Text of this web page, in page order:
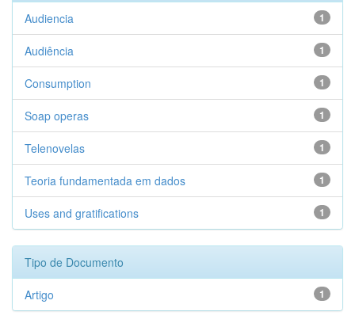
1
Audiencia
1
Audiência
1
Consumption
1
Soap operas
1
Telenovelas
1
Teoria fundamentada em dados
1
Uses and gratifications
Tipo de Documento
1
Artigo